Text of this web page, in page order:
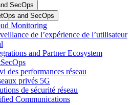
SecOps
and SecOps
Monitoring
de l’expérience de l’utilisateur
and Partner Ecosystem
des performances réseau
privés 5G
de sécurité réseau
Communications